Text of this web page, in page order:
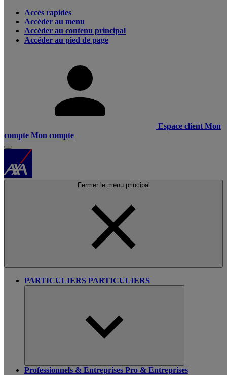
Accès rapides
Accéder au menu
Accéder au contenu principal
Accéder au pied de page
Espace client Mon
compte Mon compte
Fermer le menu principal
PARTICULIERS PARTICULIERS
Professionnels & Entreprises Pro & Entreprises